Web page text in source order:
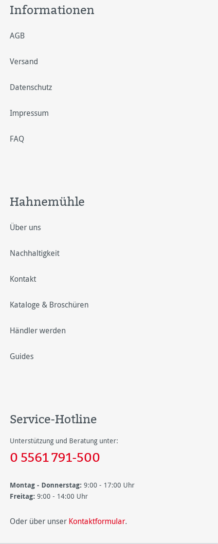
Informationen
AGB
Versand
Datenschutz
Impressum
FAQ
Hahnemühle
Über uns
Nachhaltigkeit
Kontakt
Kataloge & Broschüren
Händler werden
Guides
Service-Hotline
Unterstützung und Beratung unter:
0 5561 791-500
Montag - Donnerstag: 9:00 - 17:00 Uhr
Freitag: 9:00 - 14:00 Uhr
Oder über unser Kontaktformular.